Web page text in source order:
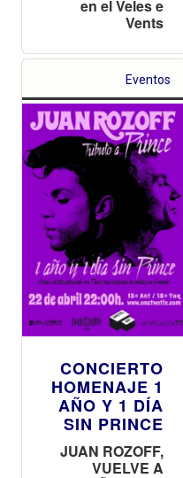
CONCIERTO
HOMENAJE 1
AÑO Y 1 DÍA
SIN PRINCE
JUAN ROZOFF,
VUELVE A
ESPAÑA PARA
RENDIR
HOMANJE A
UNO DE LOS
KUNK MÁS
IMPORTANTES
DE TODOS LOS
TIEMPOS:
PRINCE